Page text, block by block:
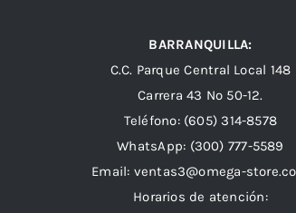
BARRANQUILLA:
C.C. Parque Central Local 148
Carrera 43 Nº 50-12.
Teléfono: (605) 314-8578
WhatsApp: (300) 777-5589
Email: ventas3@omega-
Horarios de atención: